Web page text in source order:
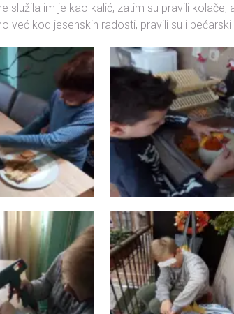
služila im je kao kalić, zatim su pravili
već kod jesenskih radosti, pravili su i bećarski